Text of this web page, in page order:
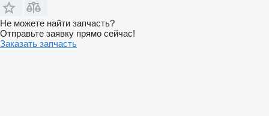
Не можете найти запчасть?
Отправьте заявку прямо сейчас!
Заказать запчасть